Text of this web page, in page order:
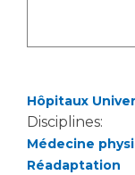
Hôpitaux
Disciplines:
Médecine
Réadaptation